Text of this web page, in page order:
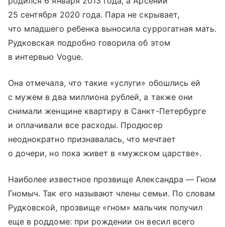
25 сентября 2020 года. Пара не скрывает,
что младшего ребенка выносила суррогатная мать.
Рудковская подробно говорила об этом
в интервью Vogue.
Она отмечала, что такие «услуги» обошлись ей
с мужем в два миллиона рублей, а также они
снимали женщине квартиру в Санкт-Петербурге
и оплачивали все расходы. Продюсер
неоднократно признавалась, что мечтает
о дочери, но пока живет в «мужском царстве».
Наиболее известное прозвище Александра — Гном
Гномыч. Так его называют члены семьи. По словам
Рудковской, прозвище «гном» мальчик получил
еще в роддоме: при рождении он весил всего